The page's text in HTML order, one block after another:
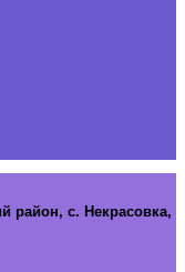
район, с. Некрасовка,